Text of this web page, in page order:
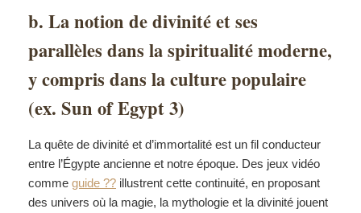
b. La notion de divinité et ses
parallèles dans la spiritualité moderne,
y compris dans la culture populaire
(ex. Sun of Egypt 3)
La quête de divinité et d’immortalité est un fil conducteur
entre l’Égypte ancienne et notre époque. Des jeux vidéo
comme guide ?? illustrent cette continuité, en proposant
des univers où la magie, la mythologie et la divinité jouent